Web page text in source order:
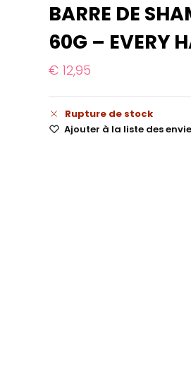
BARRE DE
60G – EVERY
€12,95
Rupture de stock
Ajouter à la liste des